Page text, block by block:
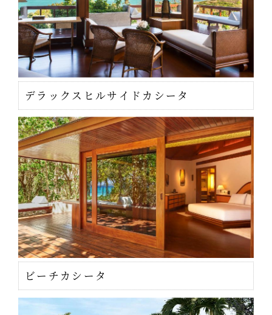
デラックスヒルサイドカシータ
ビーチカシータ